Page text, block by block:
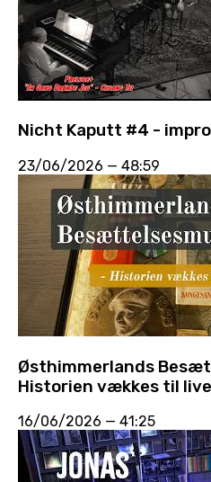
Nicht Kaputt #4 -
23/06/2026 — 48:59
Østhimmerlands
Historien vækkes til
16/06/2026 — 41:25